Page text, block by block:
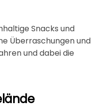
Snacks und
Überraschungen und
und dabei die